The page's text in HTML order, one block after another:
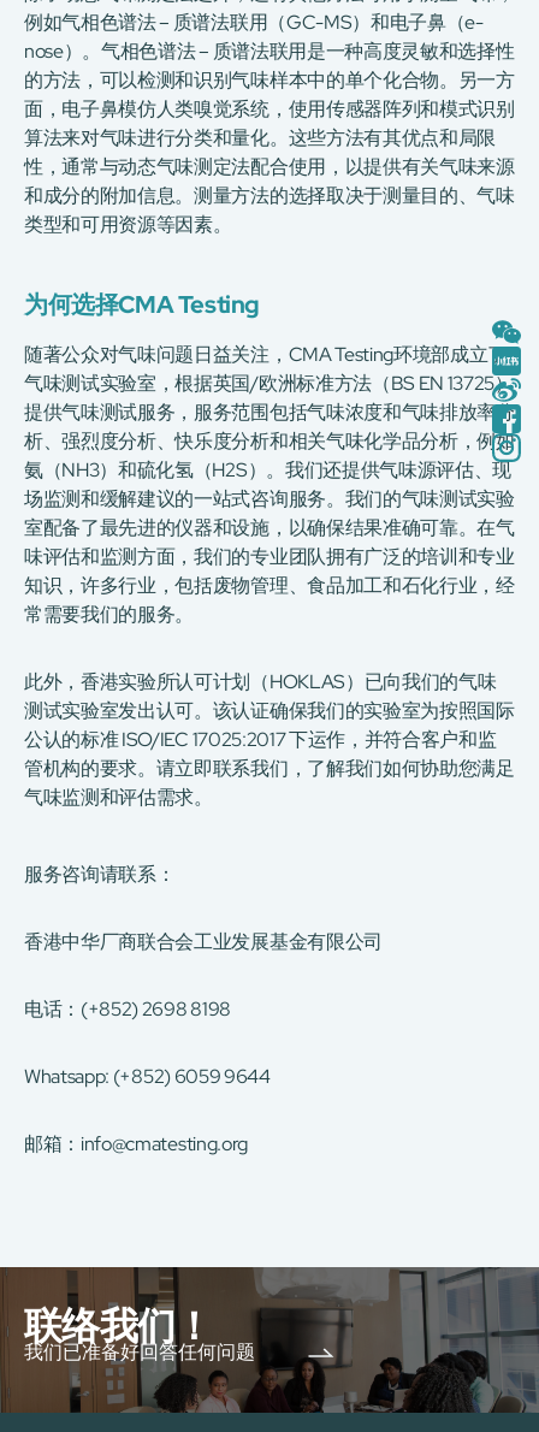
例如气相色谱法 – 质谱法联用（GC-MS）和电子鼻（e-
nose）。气相色谱法 – 质谱法联用是一种高度灵敏和选择性
的方法，可以检测和识别气味样本中的单个化合物。另一方
面，电子鼻模仿人类嗅觉系统，使用传感器阵列和模式识别
算法来对气味进行分类和量化。这些方法有其优点和局限
性，通常与动态气味测定法配合使用，以提供有关气味来源
和成分的附加信息。测量方法的选择取决于测量目的、气味
类型和可用资源等因素。
为何选择CMA Testing
随著公众对气味问题日益关注，CMA Testing环境部成立了
气味测试实验室，根据英国/欧洲标准方法（BS EN 13725）
提供气味测试服务，服务范围包括气味浓度和气味排放率分
析、强烈度分析、快乐度分析和相关气味化学品分析，例如
氨（NH3）和硫化氢（H2S）。我们还提供气味源评估、现
场监测和缓解建议的一站式咨询服务。我们的气味测试实验
室配备了最先进的仪器和设施，以确保结果准确可靠。在气
味评估和监测方面，我们的专业团队拥有广泛的培训和专业
知识，许多行业，包括废物管理、食品加工和石化行业，经
常需要我们的服务。
此外，香港实验所认可计划（HOKLAS）已向我们的气味
测试实验室发出认可。该认证确保我们的实验室为按照国际
公认的标准 ISO/IEC 17025:2017 下运作，并符合客户和监
管机构的要求。请立即联系我们，了解我们如何协助您满足
气味监测和评估需求。
服务咨询请联系：
香港中华厂商联合会工业发展基金有限公司
电话：(+852) 2698 8198
Whatsapp: (+852) 6059 9644
邮箱： info@cmatesting.org
联络我们！
我们已准备好回答任何问题